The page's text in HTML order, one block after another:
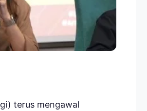
terus mengawal